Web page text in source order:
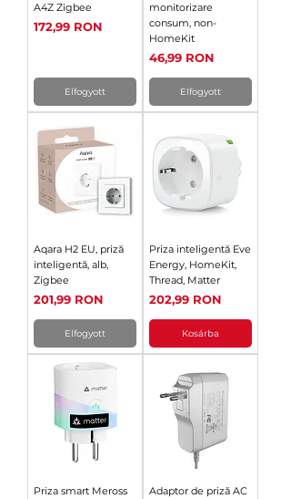
A4Z Zigbee
Ár
172,99 RON
Elfogyott
monitorizare
consum, non-
HomeKit
Ár
46,99 RON
Elfogyott
Aqara H2 EU, priză
inteligentă, alb,
Zigbee
Ár
201,99 RON
Elfogyott
Priza inteligentă Eve
Energy, HomeKit,
Thread, Matter
Ár
202,99 RON
Kosárba
Priza smart Meross
Adaptor de priză AC